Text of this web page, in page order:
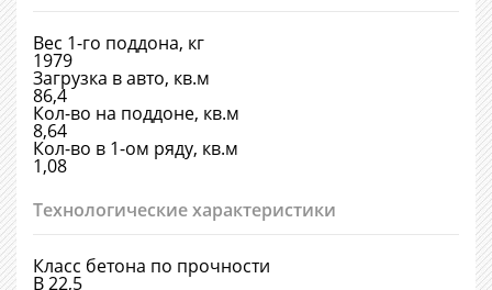
Вес 1-го поддона, кг
1979
Загрузка в авто, кв.м
86,4
Кол-во на поддоне, кв.м
8,64
Кол-во в 1-ом ряду, кв.м
1,08
Технологические характеристики
Класс бетона по прочности
В 22,5